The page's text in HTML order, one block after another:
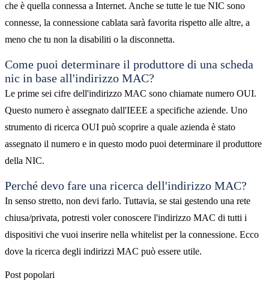
che è quella connessa a Internet. Anche se tutte le tue NIC sono
connesse, la connessione cablata sarà favorita rispetto alle altre, a
meno che tu non la disabiliti o la disconnetta.
Come puoi determinare il produttore di una scheda
nic in base all'indirizzo MAC?
Le prime sei cifre dell'indirizzo MAC sono chiamate numero OUI.
Questo numero è assegnato dall'IEEE a specifiche aziende. Uno
strumento di ricerca OUI può scoprire a quale azienda è stato
assegnato il numero e in questo modo puoi determinare il produttore
della NIC.
Perché devo fare una ricerca dell'indirizzo MAC?
In senso stretto, non devi farlo. Tuttavia, se stai gestendo una rete
chiusa/privata, potresti voler conoscere l'indirizzo MAC di tutti i
dispositivi che vuoi inserire nella whitelist per la connessione. Ecco
dove la ricerca degli indirizzi MAC può essere utile.
Post popolari